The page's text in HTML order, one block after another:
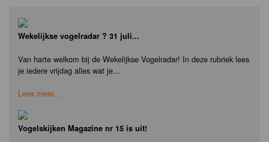
Wekelijkse vogelradar ? 31 juli...
Van harte welkom bij de Wekelijkse Vogelradar! In deze rubriek lees
je iedere vrijdag alles wat je...
Lees meer...
Vogelskijken Magazine nr 15 is uit!